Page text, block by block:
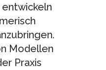
Modellen
Praxis